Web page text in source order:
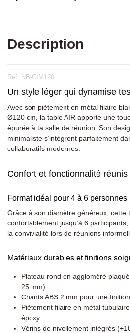
Description
Réf. NB-CIM120
Un style léger qui dynamise
Avec son piètement en métal filaire
Ø120 cm, la table AIR apporte une
épurée à ta salle de réunion. Son
minimaliste s’intègrent parfaitement
collaboratifs modernes.
Confort et fonctionnalité réunis
Format idéal pour 4 à 6 personnes
Grâce à son diamètre généreux, cette
confortablement jusqu’à 6
la convivialité lors de réunions
Matériaux durables et finitions
Plateau rond en aggloméré
25 mm)
Chants ABS 2 mm pour une
Piètement filaire en métal
époxy
Vérins de nivellement intégrés